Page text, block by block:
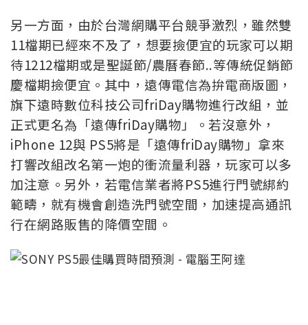
另一方面，由於台灣網購平台競爭激烈，雖然雙
11檔期已經來不及了，想要撿便宜的玩家可以期
待1212檔期或是聖誕節/農曆春節..等傳統促銷節
慶檔期撿便宜。其中，遠傳電信為拚電商版圖，
旗下遠時數位科技公司friDay購物進行改組，並
正式更名為「遠傳friDay購物」。若沒意外，
iPhone 12與 PS5將是「遠傳friDay購物」拿來
打響改組改名第一炮的衝流量利器，玩家可以多
加注意。另外，若電信業者將PS5進行門號綁約
範疇，就有機會創造洗門號空間，加速提高通訊
行在網路販售的降價空間。